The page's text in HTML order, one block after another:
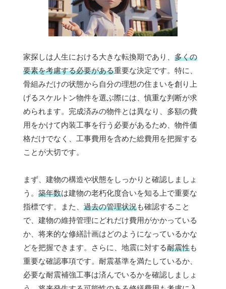
家探しは人生における大きな転換期であり、 多くの
要素を考慮する必要がある重要な決定です。特に、
骨組みだけの状態から自分の理想の住まいを創り上
げるスケルトン物件を選ぶ際には、慎重な判断が求
められます。完成済みの物件とは異なり、多額の費
用をかけて内装工事を行う必要があるため、物件価
格だけでなく、工事費用を含めた総費用を把握する
ことが大切です。
まず、建物の構造や状態をしっかりと確認しましょ
う。 築年数は建物の老朽化度合いを知る上で重要な
指標です。また、 過去の管理状況も確認すること
で、建物の維持管理にどれだけ費用がかかっている
か、将来的な修繕計画はどのようになっているかな
どを把握できます。さらに、地震に対する耐震性も
重要な確認事項です。耐震基準を満たしているか、
必要な耐震補強工事は済んでいるかを確認しましょ